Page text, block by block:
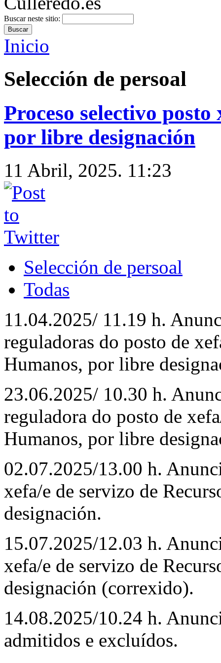
Buscar neste sitio:
Inicio
Selección de persoal
Proceso selectivo
por libre designación
11 Abril, 2025. 11:23
Selección de persoal
Todas
11.04.2025/ 11.19 h.
reguladoras do posto de
Humanos, por libre
23.06.2025/ 10.30 h.
reguladora do posto de
Humanos, por libre
02.07.2025/13.00 h.
xefa/e de servizo de
designación.
15.07.2025/12.03 h.
xefa/e de servizo de
designación (correxido).
14.08.2025/10.24 h.
admitidos e excluídos.